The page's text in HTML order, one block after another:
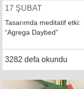
17 ŞUBAT
Tasarımda meditatif etki:
“Agrega Daybed”
3282 defa okundu